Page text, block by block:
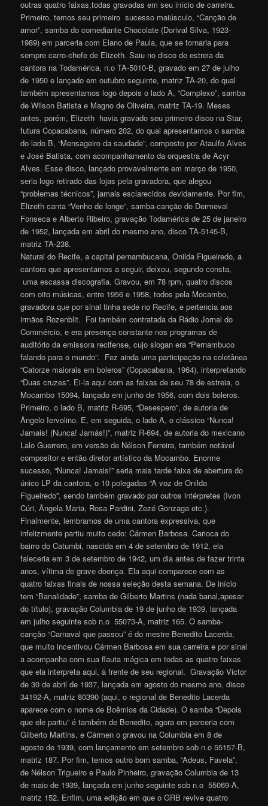
outras quatro faixas,todas gravadas em seu início de carreira.
Primeiro, temos seu primeiro sucesso maiúsculo, “Canção de
amor”, samba do comediante Chocolate (Dorival Silva, 1923-
1989) em parceria com Elano de Paula, que se tornaria para
sempre carro-chefe de Elizeth. Saiu no disco de estreia da
cantora na Todamérica, n.o TA-5010-B, gravado em 27 de julho
de 1950 e lançado em outubro seguinte, matriz TA-20, do qual
também apresentamos logo depois o lado A, “Complexo”, samba
de Wilson Batista e Magno de Oliveira, matriz TA-19. Meses
antes, porém, Elizeth havia gravado seu primeiro disco na Star,
futura Copacabana, número 202, do qual apresentamos o samba
do lado B, “Mensageiro da saudade”, composto por Ataulfo Alves
e José Batista, com acompanhamento da orquestra de Acyr
Alves. Esse disco, lançado provavelmente em março de 1950,
seria logo retirado das lojas pela gravadora, que alegou
“problemas técnicos”, jamais esclarecidos devidamente. Por fim,
Elizeth canta “Venho de longe”, samba-canção de Dermeval
Fonseca e Alberto Ribeiro, gravação Todamérica de 25 de janeiro
de 1952, lançada em abril do mesmo ano, disco TA-5145-B,
matriz TA-238.
Natural do Recife, a capital pernambucana, Onilda Figueiredo, a
cantora que apresentamos a seguir, deixou, segundo consta,
uma escassa discografia. Gravou, em 78 rpm, quatro discos
com oito músicas, entre 1956 e 1958, todos pela Mocambo,
gravadora que por sinal tinha sede no Recife, e pertencia aos
irmãos Rozenblit. Foi também contratada da Rádio Jornal do
Commércio, e era presença constante nos programas de
auditório da emissora recifense, cujo slogan era “Pernambuco
falando para o mundo”. Fez ainda uma participação na coletânea
“Catorze maiorais em boleros” (Copacabana, 1964), interpretando
“Duas cruzes”. Ei-la aqui com as faixas de seu 78 de estreia, o
Mocambo 15094, lançado em junho de 1956, com dois boleros.
Primeiro, o lado B, matriz R-695, “Desespero”, de autoria de
Ângelo Iervolino. E, em seguida, o lado A, o clássico “Nunca!
Jamais! (Nunca! Jamás!)”, matriz R-694, de autoria do mexicano
Lalo Guerrero, em versão de Nélson Ferreira, também notável
compositor e então diretor artístico da Mocambo. Enorme
sucesso, “Nunca! Jamais!” seria mais tarde faixa de abertura do
único LP da cantora, o 10 polegadas “A voz de Onilda
Figueiredo”, sendo também gravado por outros intérpretes (Ivon
Cúri, Ângela Maria, Rosa Pardini, Zezé Gonzaga etc.).
Finalmente, lembramos de uma cantora expressiva, que
infelizmente partiu muito cedo: Cármen Barbosa. Carioca do
bairro do Catumbi, nascida em 4 de setembro de 1912, ela
faleceria em 3 de setembro de 1942, um dia antes de fazer trinta
anos, vítima de grave doença. Ela aqui comparece com as
quatro faixas finais de nossa seleção desta semana. De início
tem “Banalidade”, samba de Gilberto Martins (nada banal,apesar
do título), gravação Columbia de 19 de junho de 1939, lançada
em julho seguinte sob n.o 55073-A, matriz 165. O samba-
canção “Carnaval que passou” é do mestre Benedito Lacerda,
que muito incentivou Cármen Barbosa em sua carreira e por sinal
a acompanha com sua flauta mágica em todas as quatro faixas
que ela interpreta aqui, à frente de seu regional. Gravação Victor
de 30 de abril de 1937, lançada em agosto do mesmo ano, disco
34192-A, matriz 80390 (aqui, o regional de Benedito Lacerda
aparece com o nome de Boêmios da Cidade). O samba “Depois
que ele partiu” é também de Benedito, agora em parceria com
Gilberto Martins, e Cármen o gravou na Columbia em 8 de
agosto de 1939, com lançamento em setembro sob n.o 55157-B,
matriz 187. Por fim, temos outro bom samba, “Adeus, Favela”,
de Nélson Trigueiro e Paulo Pinheiro, gravação Columbia de 13
de maio de 1939, lançada em junho seguinte sob n.o 55069-A,
matriz 152. Enfim, uma edição em que o GRB revive quatro